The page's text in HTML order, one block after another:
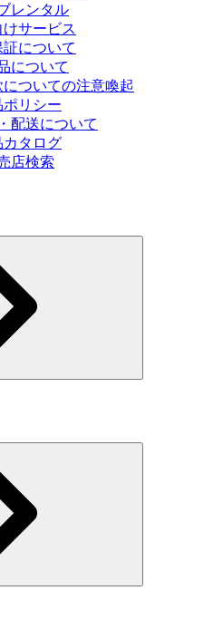
レンタル
サービス
について
について
ついての注意喚起
ポリシー
配送について
カタログ
店検索
の取り組み（日本）
取り組み（米国/英語）
トリー
用情報